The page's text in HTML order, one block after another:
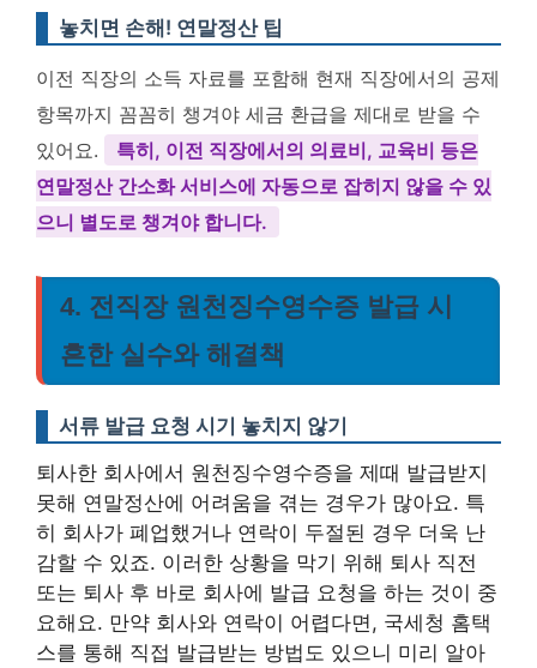
놓치면 손해! 연말정산 팁
이전 직장의 소득 자료를 포함해 현재 직장에서의 공제
항목까지 꼼꼼히 챙겨야 세금 환급을 제대로 받을 수
있어요.
특히, 이전 직장에서의 의료비, 교육비 등은
연말정산 간소화 서비스에 자동으로 잡히지 않을 수 있
으니 별도로 챙겨야 합니다.
4. 전직장 원천징수영수증 발급 시
흔한 실수와 해결책
서류 발급 요청 시기 놓치지 않기
퇴사한 회사에서 원천징수영수증을 제때 발급받지
못해 연말정산에 어려움을 겪는 경우가 많아요. 특
히 회사가 폐업했거나 연락이 두절된 경우 더욱 난
감할 수 있죠. 이러한 상황을 막기 위해 퇴사 직전
또는 퇴사 후 바로 회사에 발급 요청을 하는 것이 중
요해요. 만약 회사와 연락이 어렵다면, 국세청 홈택
스를 통해 직접 발급받는 방법도 있으니 미리 알아